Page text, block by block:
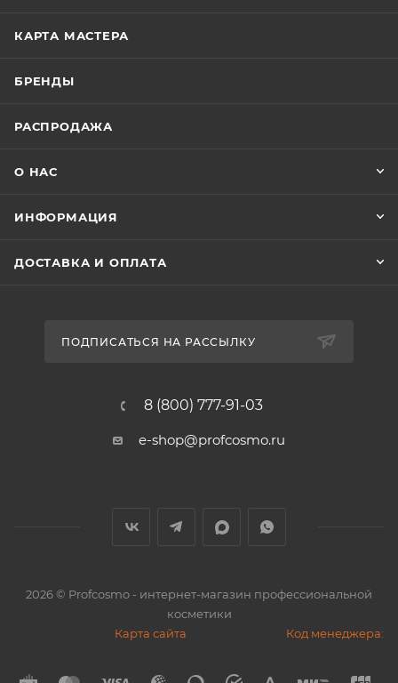
КАРТА МАСТЕРА
БРЕНДЫ
РАСПРОДАЖА
О НАС
ИНФОРМАЦИЯ
ДОСТАВКА И ОПЛАТА
ПОДПИСАТЬСЯ НА РАССЫЛКУ
8 (800) 777-91-03
e-shop@profcosmo.ru
2026© Profcosmo - интернет-магазин профессиональной
косметики
Карта сайта
Код менеджера: